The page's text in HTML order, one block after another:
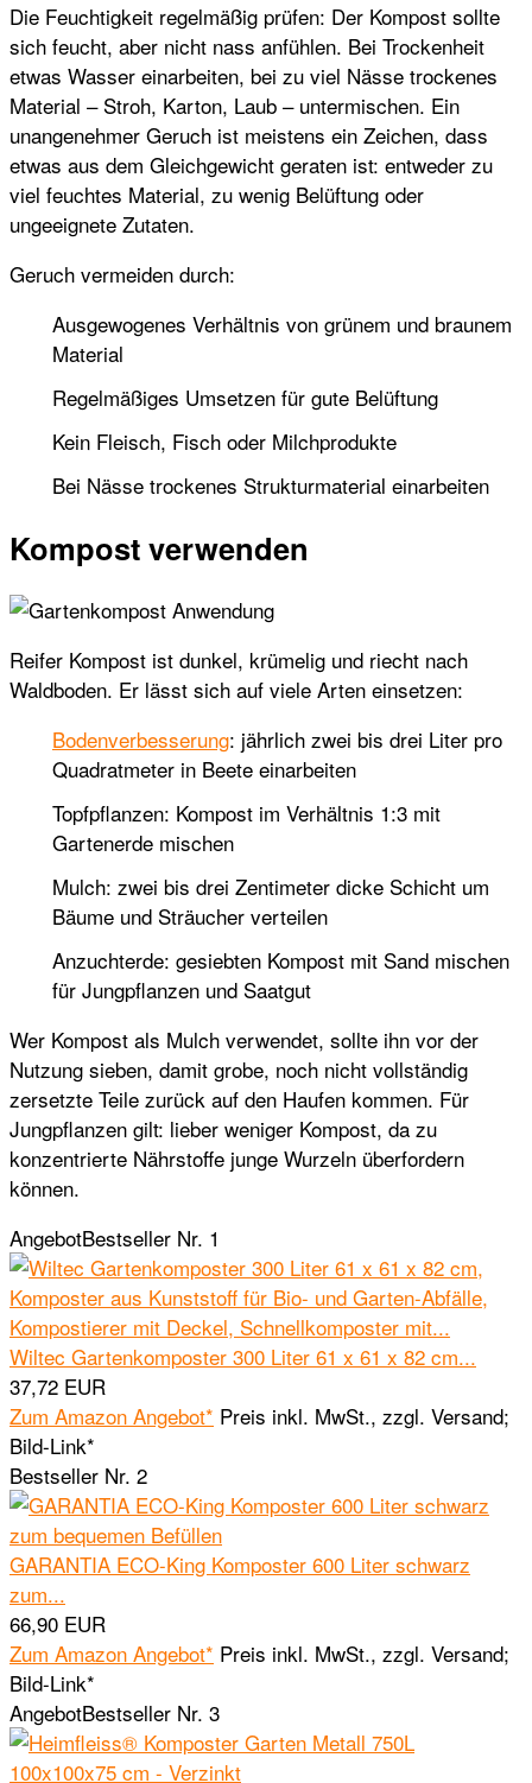
Die Feuchtigkeit regelmäßig prüfen: Der Kompost sollte
sich feucht, aber nicht nass anfühlen. Bei Trockenheit
etwas Wasser einarbeiten, bei zu viel Nässe trockenes
Material – Stroh, Karton, Laub – untermischen. Ein
unangenehmer Geruch ist meistens ein Zeichen, dass
etwas aus dem Gleichgewicht geraten ist: entweder zu
viel feuchtes Material, zu wenig Belüftung oder
ungeeignete Zutaten.
Geruch vermeiden durch:
Ausgewogenes Verhältnis von grünem und braunem
Material
Regelmäßiges Umsetzen für gute Belüftung
Kein Fleisch, Fisch oder Milchprodukte
Bei Nässe trockenes Strukturmaterial einarbeiten
Kompost verwenden
Reifer Kompost ist dunkel, krümelig und riecht nach
Waldboden. Er lässt sich auf viele Arten einsetzen:
Bodenverbesserung: jährlich zwei bis drei Liter pro
Quadratmeter in Beete einarbeiten
Topfpflanzen: Kompost im Verhältnis 1:3 mit
Gartenerde mischen
Mulch: zwei bis drei Zentimeter dicke Schicht um
Bäume und Sträucher verteilen
Anzuchterde: gesiebten Kompost mit Sand mischen
für Jungpflanzen und Saatgut
Wer Kompost als Mulch verwendet, sollte ihn vor der
Nutzung sieben, damit grobe, noch nicht vollständig
zersetzte Teile zurück auf den Haufen kommen. Für
Jungpflanzen gilt: lieber weniger Kompost, da zu
konzentrierte Nährstoffe junge Wurzeln überfordern
können.
AngebotBestseller Nr. 1
Wiltec Gartenkomposter 300 Liter 61 x 61 x 82 cm...
37,72 EUR
Zum Amazon Angebot* Preis inkl. MwSt., zzgl. Versand;
Bild-Link*
Bestseller Nr. 2
GARANTIA ECO-King Komposter 600 Liter schwarz
zum...
66,90 EUR
Zum Amazon Angebot* Preis inkl. MwSt., zzgl. Versand;
Bild-Link*
AngebotBestseller Nr. 3